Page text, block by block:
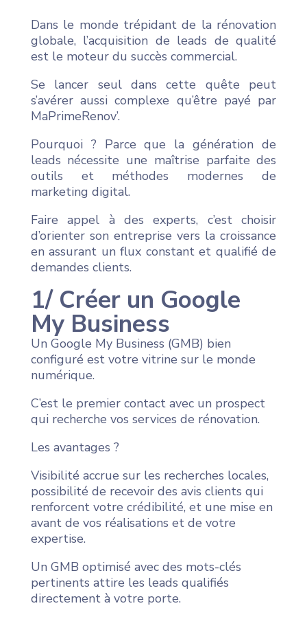
Dans le monde trépidant de la rénovation
globale, l’acquisition de leads de qualité
est le moteur du succès commercial.
Se lancer seul dans cette quête peut
s’avérer aussi complexe qu’être payé par
MaPrimeRenov’.
Pourquoi ? Parce que la génération de
leads nécessite une maîtrise parfaite des
outils et méthodes modernes de
marketing digital.
Faire appel à des experts, c’est choisir
d’orienter son entreprise vers la croissance
en assurant un flux constant et qualifié de
demandes clients.
1/ Créer un Google
My Business
Un Google My Business (GMB) bien
configuré est votre vitrine sur le monde
numérique.
C’est le premier contact avec un prospect
qui recherche vos services de rénovation.
Les avantages ?
Visibilité accrue sur les recherches locales,
possibilité de recevoir des avis clients qui
renforcent votre crédibilité, et une mise en
avant de vos réalisations et de votre
expertise.
Un GMB optimisé avec des mots-clés
pertinents attire les leads qualifiés
directement à votre porte.